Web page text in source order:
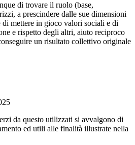
di trovare il ruolo (base,
a prescindere dalle sue dimensioni
mettere in gioco valori sociali e di
e rispetto degli altri, aiuto reciproco
un risultato collettivo originale
da questo utilizzati si avvalgono di
ed utili alle finalità illustrate nella